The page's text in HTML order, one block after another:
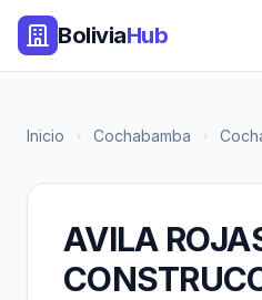
BoliviaHub
Inicio Cochabamba
AVILA